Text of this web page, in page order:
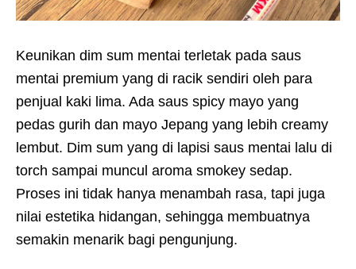
Keunikan dim sum mentai terletak pada saus
mentai premium yang di racik sendiri oleh para
penjual kaki lima. Ada saus spicy mayo yang
pedas gurih dan mayo Jepang yang lebih creamy
lembut. Dim sum yang di lapisi saus mentai lalu di
torch sampai muncul aroma smokey sedap.
Proses ini tidak hanya menambah rasa, tapi juga
nilai estetika hidangan, sehingga membuatnya
semakin menarik bagi pengunjung.